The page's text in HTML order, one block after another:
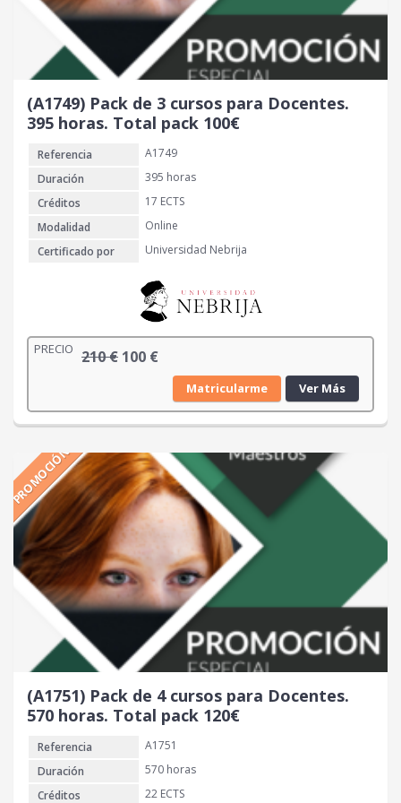
n
e
r
a
l
e
s
:
8
0
€
.
(A1749) Pack de 3 cursos para Docentes.
395 horas. Total pack 100€
Referencia
A1749
Duración
395 horas
Créditos
17 ECTS
Modalidad
Online
Certificado por
Universidad Nebrija
PRECIO 210€ E
r
c
i
o
o
r
i
g
i
n
e
r
a
100 €E
r
i
o
c
u
a
l
e
s
:
1
0
0
€
Matricularme Ver Más
PROMOCIÓN
(A1751) Pack de 4 cursos para Docentes.
570 horas. Total pack 120€
Referencia
A1751
Duración
570 horas
Créditos
22 ECTS